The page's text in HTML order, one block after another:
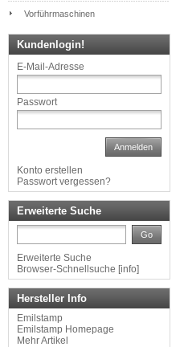
Vorführmaschinen
Kundenlogin!
E-Mail-Adresse
Passwort
Anmelden
Konto erstellen
Passwort vergessen?
Erweiterte Suche
Go
Erweiterte Suche
Browser-Schnellsuche [info]
Hersteller Info
Emilstamp
Emilstamp Homepage
Mehr Artikel